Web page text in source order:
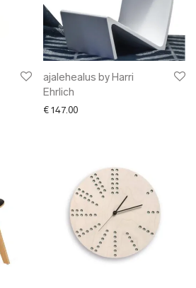
ajalehealus by Harri
Ehrlich
€ 147.00